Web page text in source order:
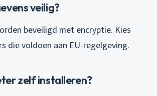
veilig?
beveiligd met encryptie. Kies
die voldoen aan EU-regelgeving.
zelf installeren?